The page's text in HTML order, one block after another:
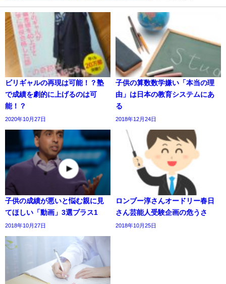
ビリギャルの再現は可能！？塾
で成績を劇的に上げるのは可
能！？
2020年10月27日
子供の算数数学嫌い「本当の理
由」は日本の教育システムにあ
る
2018年12月24日
子供の成績が悪いと悩む親に見
てほしい「動画」3選プラス1
2018年10月27日
ロンブー淳さんオードリー春日
さん芸能人受験企画の危うさ
2018年10月25日